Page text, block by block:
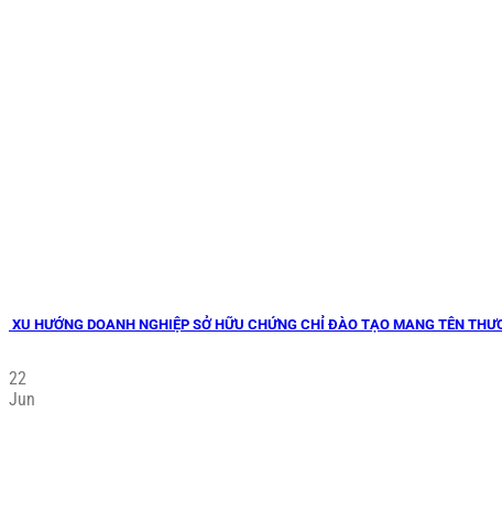
XU HƯỚNG DOANH NGHIỆP SỞ HỮU CHỨNG CHỈ ĐÀO TẠO MANG TÊN
22
Jun